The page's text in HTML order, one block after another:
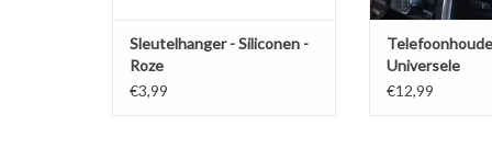
Sleutelhanger - Siliconen -
Roze
€3,99
Universele
ventilatiehouder
€12,99